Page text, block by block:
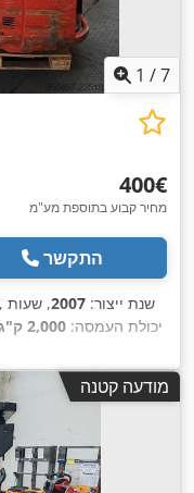
1 /7
‏400 ‏€
מחיר קבוע בתוספת מע"מ
התקשר
, שנת ייצור: 2007, שעות
, יכולת העמסה: 2,000 ק"ג
מודעה קטנה